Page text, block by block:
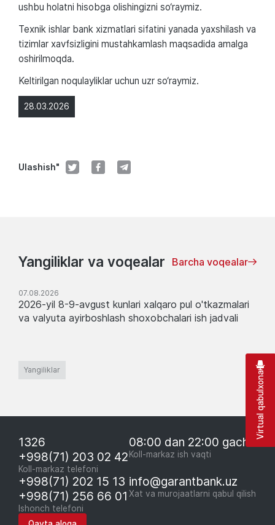
28.03.2026
Ulashish"
ushbu holatni hisobga olishingizni so‘raymiz.
Texnik ishlar bank xizmatlari sifatini yanada yaxshilash va
tizimlar xavfsizligini mustahkamlash maqsadida amalga
oshirilmoqda.
Keltirilgan noqulayliklar uchun uzr so‘raymiz.
Yangiliklar va voqealar Barcha voqealar
07.08.2026
2026-yil 8-9-avgust kunlari xalqaro pul o'tkazmalari
va valyuta ayirboshlash shoxobchalari ish jadvali
Yangiliklar
1326
+998(71) 203 02 42
Koll-markaz telefoni
08:00 dan 22:00 gacha
Koll-markaz ish vaqti
+998(71) 202 15 13
+998(71) 256 66 01
Ishonch telefoni
info@garantbank.uz
Xat va murojaatlarni qabul qilish
Virtual qabulxona